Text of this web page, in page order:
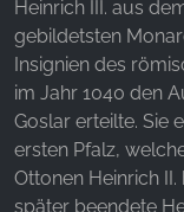
Heinrich III. aus
gebildetsten
Insignien des
im Jahr 1040 den
Goslar erteilte. Sie
ersten Pfalz,
Ottonen Heinrich
später beendete
Facebook
Name:
_fbp, fr,
Anbieter:
Facebook